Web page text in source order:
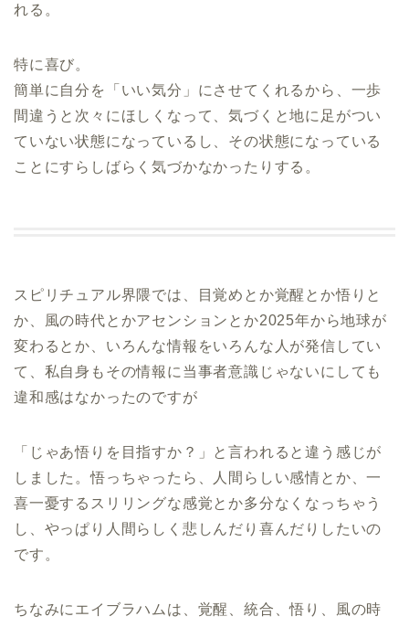
れる。
特に喜び。
簡単に自分を「いい気分」にさせてくれるから、一歩
間違うと次々にほしくなって、気づくと地に足がつい
ていない状態になっているし、その状態になっている
ことにすらしばらく気づかなかったりする。
スピリチュアル界隈では、目覚めとか覚醒とか悟りと
か、風の時代とかアセンションとか2025年から地球が
変わるとか、いろんな情報をいろんな人が発信してい
て、私自身もその情報に当事者意識じゃないにしても
違和感はなかったのですが
「じゃあ悟りを目指すか？」と言われると違う感じが
しました。悟っちゃったら、人間らしい感情とか、一
喜一憂するスリリングな感覚とか多分なくなっちゃう
し、やっぱり人間らしく悲しんだり喜んだりしたいの
です。
ちなみにエイブラハムは、覚醒、統合、悟り、風の時